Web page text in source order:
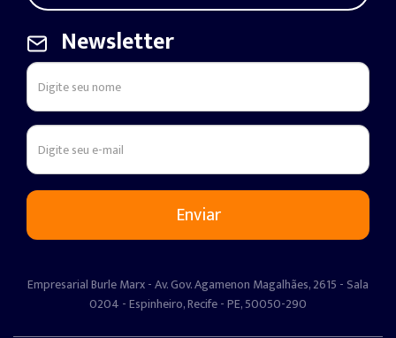
Newsletter
Empresarial Burle Marx - Av. Gov. Agamenon Magalhães, 2615 - Sala
0204 - Espinheiro, Recife - PE, 50050-290